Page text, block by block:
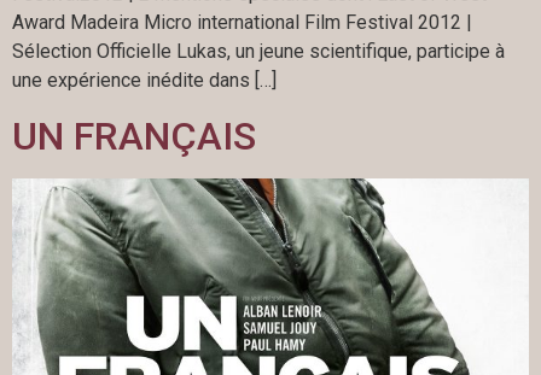
Award Madeira Micro international Film Festival 2012 |
Sélection Officielle Lukas, un jeune scientifique, participe à
une expérience inédite dans […]
UN FRANÇAIS